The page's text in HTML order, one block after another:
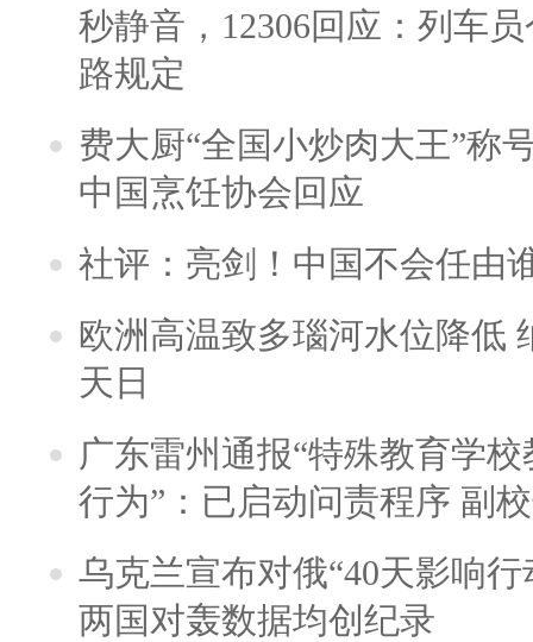
秒静音，12306回应：列车
路规定
费大厨“全国小炒肉大王”称
中国烹饪协会回应
社评：亮剑！中国不会任由
欧洲高温致多瑙河水位降低
天日
广东雷州通报“特殊教育学
行为”：已启动问责程序 副
乌克兰宣布对俄“40天影响
两国对轰数据均创纪录